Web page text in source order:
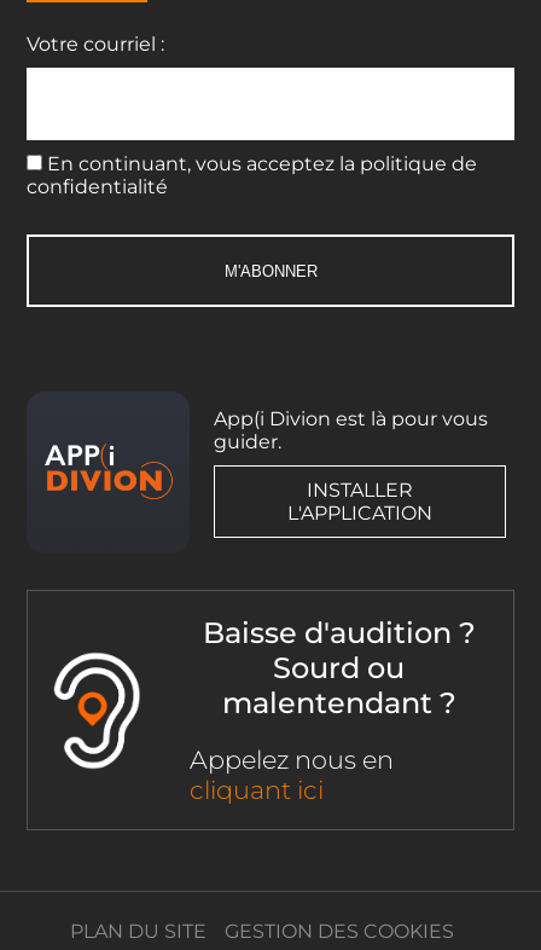
Votre courriel :
En continuant, vous acceptez la politique de
confidentialité
App(i Divion est là pour vous
guider.
INSTALLER
L'APPLICATION
Baisse d'audition ?
Sourd ou
malentendant ?
Appelez nous en
cliquant ici
PLAN DU SITE GESTION DES COOKIES